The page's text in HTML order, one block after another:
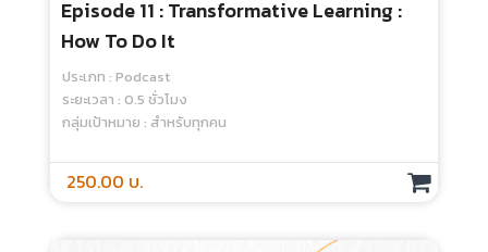
Episode 11 : Transformative Learning :
How To Do It
ประเภท : Podcast
ระยะเวลา : 0.5 ชั่วโมง
กลุ่มเป้าหมาย : สำหรับทุกคน
250.00 บ.